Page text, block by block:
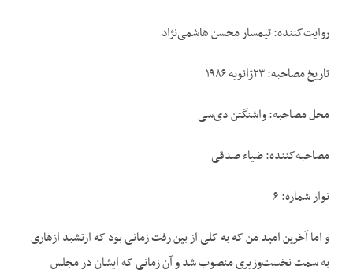
روایت‌کننده: تیمسار محسن هاشمی‌نژاد
تاریخ مصاحبه: ۲۳ژانویه ۱۹۸۶
محل مصاحبه: واشنگتن دی‌سی
مصاحبه‌کننده: ضیاء صدقی
نوار شماره: ۶
و اما آخرین امید من که به کلی از بین رفت زمانی بود که ارتشبد ازهاری
به سمت نخست‌وزیری منصوب شد و آن زمانی که ایشان در مجلس